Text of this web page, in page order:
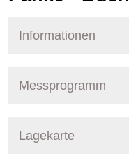
Informationen
Nummer
Messprogramm
Stoffgruppe
Lagekarte